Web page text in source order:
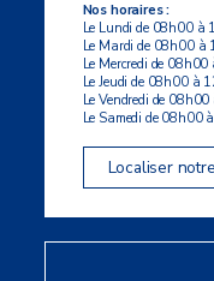
Nos horaires :
Le Lundi de 08h00
Le Mardi de 08h00
Le Mercredi de
Le Jeudi de 08h00 à
Le Vendredi de
Le Samedi de 08h00
Localiser